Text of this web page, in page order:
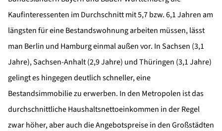
Kaufinteressenten im Durchschnitt mit 5,7 bzw. 6,1 Jahren am
längsten für eine Bestandswohnung arbeiten müssen, lässt
man Berlin und Hamburg einmal außen vor. In Sachsen (3,1
Jahre), Sachsen-Anhalt (2,9 Jahre) und Thüringen (3,1 Jahre)
gelingt es hingegen deutlich schneller, eine
Bestandsimmobilie zu erwerben. In den Metropolen ist das
durchschnittliche Haushaltsnettoeinkommen in der Regel
zwar höher, aber auch die Angebotspreise in den Großstädten